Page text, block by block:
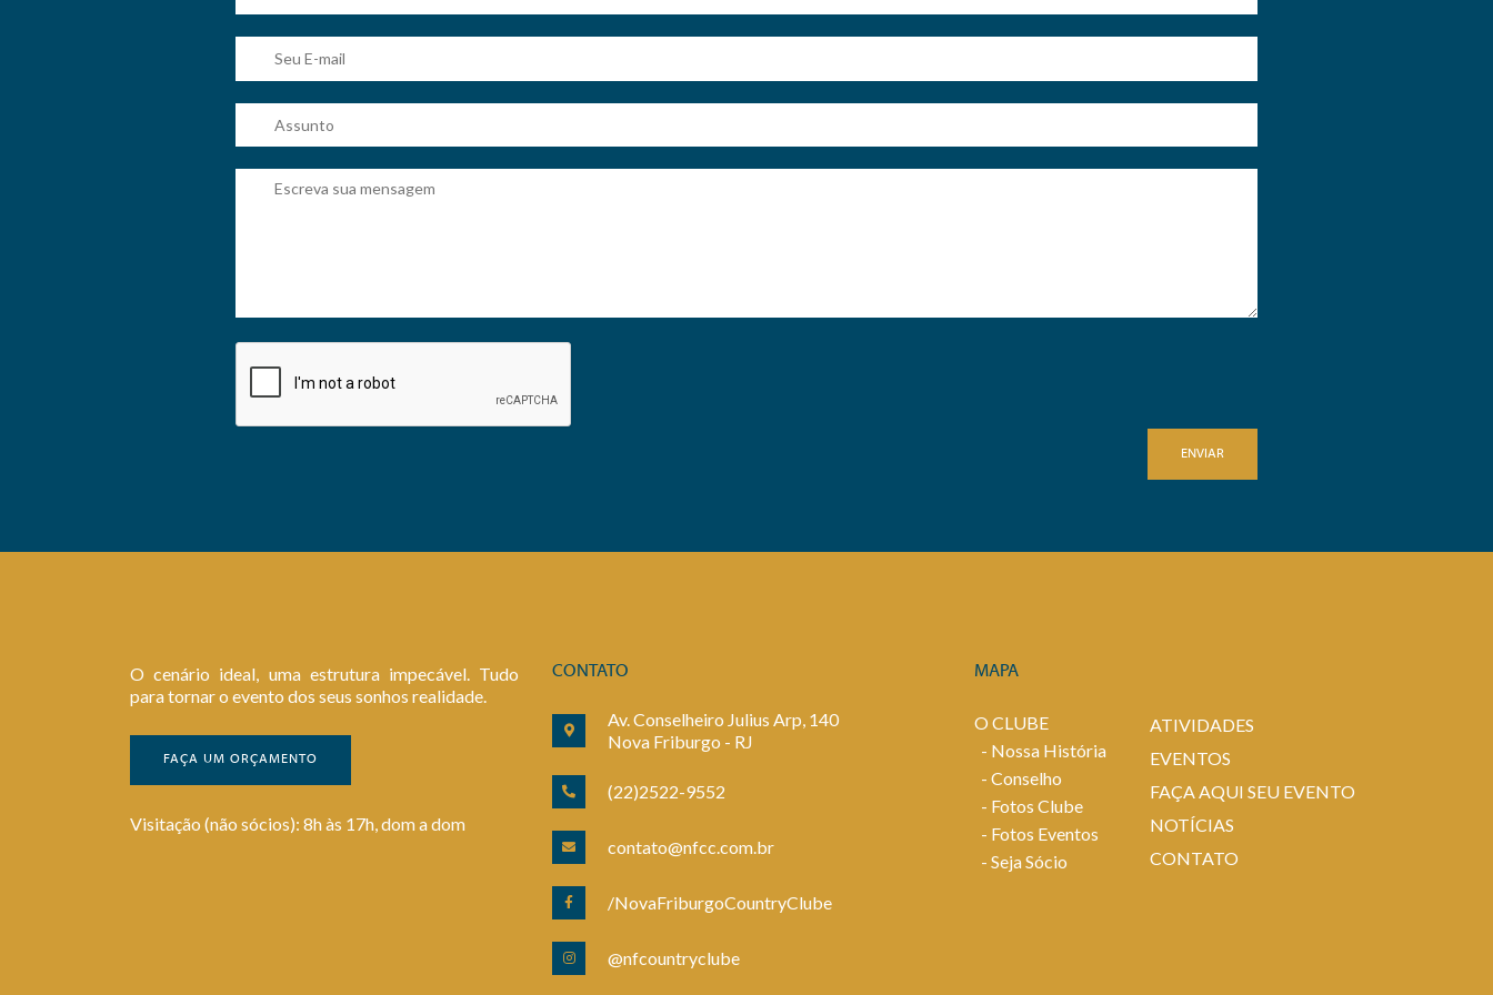
ENVIAR
O cenário ideal, uma estrutura impecável. Tudo
para tornar o evento dos seus sonhos realidade.
FAÇA UM ORÇAMENTO
Visitação (não sócios): 8h às 17h, dom a dom
CONTATO
Av. Conselheiro Julius Arp, 140
Nova Friburgo - RJ
(22)2522-9552
contato@nfcc.com.br
/NovaFriburgoCountryClube
@nfcountryclube
MAPA
O CLUBE
- Nossa História
- Conselho
- Fotos Clube
- Fotos Eventos
- Seja Sócio
ATIVIDADES
EVENTOS
FAÇA AQUI SEU EVENTO
NOTÍCIAS
CONTATO